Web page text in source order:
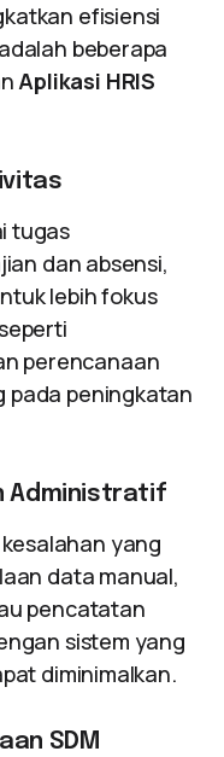
efisiensi
beberapa
Aplikasi HRIS
tugas
dan absensi,
lebih fokus
perencanaan
pada peningkatan
Administratif
yang
data manual,
pencatatan
sistem yang
diminimalkan.
SDM